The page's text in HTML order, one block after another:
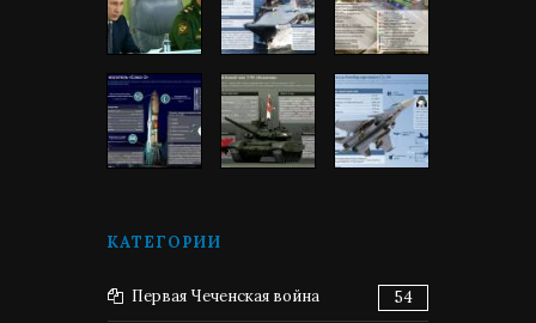
КАТЕГОРИИ
Первая Чеченская война 54